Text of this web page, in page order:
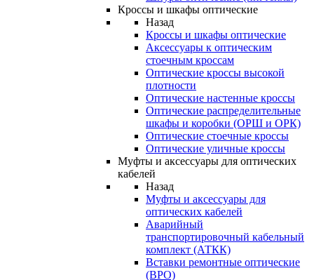
Кроссы и шкафы оптические
Назад
Кроссы и шкафы оптические
Аксессуары к оптическим
стоечным кроссам
Оптические кроссы высокой
плотности
Оптические настенные кроссы
Оптические распределительные
шкафы и коробки (ОРШ и ОРК)
Оптические стоечные кроссы
Оптические уличные кроссы
Муфты и аксессуары для оптических
кабелей
Назад
Муфты и аксессуары для
оптических кабелей
Аварийный
транспортировочный кабельный
комплект (АТКК)
Вставки ремонтные оптические
(ВРО)